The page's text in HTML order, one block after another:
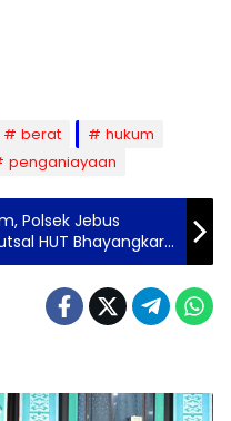
berat
hukum
penganiayaan
Polsek Jebus
HUT Bhayangkara